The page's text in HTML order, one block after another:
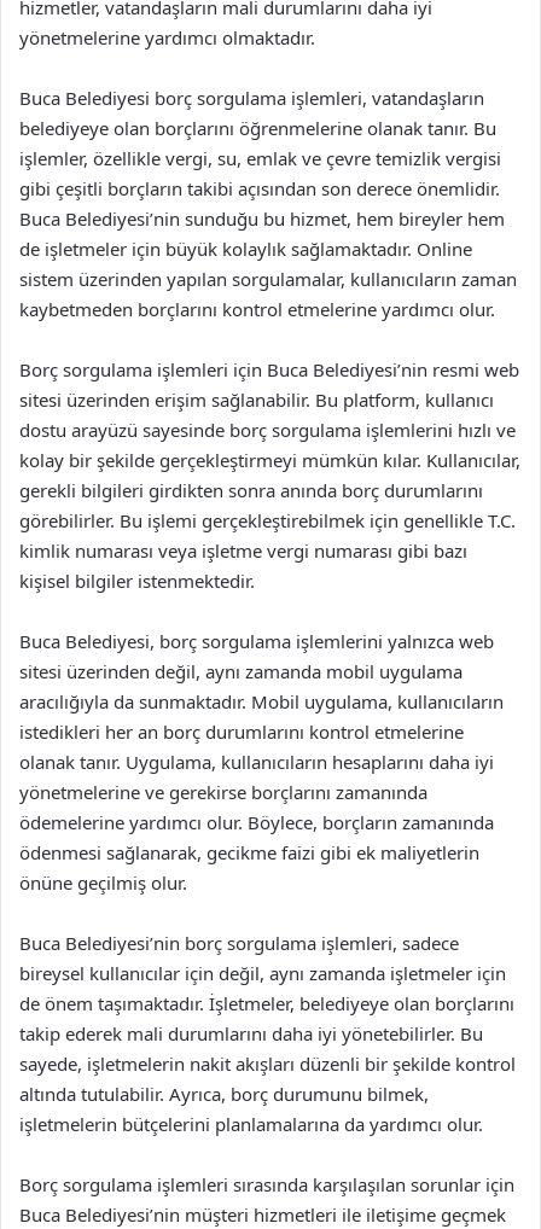
hizmetler, vatandaşların mali durumlarını daha iyi
yönetmelerine yardımcı olmaktadır.
Buca Belediyesi borç sorgulama işlemleri, vatandaşların
belediyeye olan borçlarını öğrenmelerine olanak tanır. Bu
işlemler, özellikle vergi, su, emlak ve çevre temizlik vergisi
gibi çeşitli borçların takibi açısından son derece önemlidir.
Buca Belediyesi’nin sunduğu bu hizmet, hem bireyler hem
de işletmeler için büyük kolaylık sağlamaktadır. Online
sistem üzerinden yapılan sorgulamalar, kullanıcıların zaman
kaybetmeden borçlarını kontrol etmelerine yardımcı olur.
Borç sorgulama işlemleri için Buca Belediyesi’nin resmi web
sitesi üzerinden erişim sağlanabilir. Bu platform, kullanıcı
dostu arayüzü sayesinde borç sorgulama işlemlerini hızlı ve
kolay bir şekilde gerçekleştirmeyi mümkün kılar. Kullanıcılar,
gerekli bilgileri girdikten sonra anında borç durumlarını
görebilirler. Bu işlemi gerçekleştirebilmek için genellikle T.C.
kimlik numarası veya işletme vergi numarası gibi bazı
kişisel bilgiler istenmektedir.
Buca Belediyesi, borç sorgulama işlemlerini yalnızca web
sitesi üzerinden değil, aynı zamanda mobil uygulama
aracılığıyla da sunmaktadır. Mobil uygulama, kullanıcıların
istedikleri her an borç durumlarını kontrol etmelerine
olanak tanır. Uygulama, kullanıcıların hesaplarını daha iyi
yönetmelerine ve gerekirse borçlarını zamanında
ödemelerine yardımcı olur. Böylece, borçların zamanında
ödenmesi sağlanarak, gecikme faizi gibi ek maliyetlerin
önüne geçilmiş olur.
Buca Belediyesi’nin borç sorgulama işlemleri, sadece
bireysel kullanıcılar için değil, aynı zamanda işletmeler için
de önem taşımaktadır. İşletmeler, belediyeye olan borçlarını
takip ederek mali durumlarını daha iyi yönetebilirler. Bu
sayede, işletmelerin nakit akışları düzenli bir şekilde kontrol
altında tutulabilir. Ayrıca, borç durumunu bilmek,
işletmelerin bütçelerini planlamalarına da yardımcı olur.
Borç sorgulama işlemleri sırasında karşılaşılan sorunlar için
Buca Belediyesi’nin müşteri hizmetleri ile iletişime geçmek